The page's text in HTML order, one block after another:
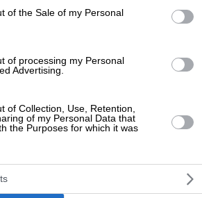
of the Sale of my Personal
of processing my Personal
Advertising.
of Collection, Use, Retention,
of my Personal Data that
the Purposes for which it was
έμπειρη και καταρτισμένη!
> Chania
Plumbers & Plumbing Services